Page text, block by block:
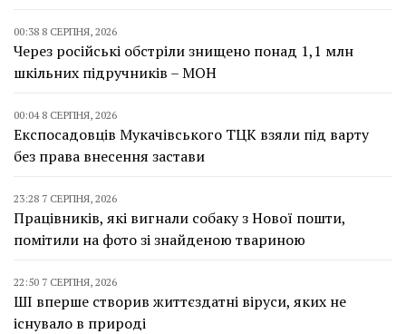
00:38 8 СЕРПНЯ, 2026
Через російські обстріли знищено понад 1,1 млн
шкільних підручників – МОН
00:04 8 СЕРПНЯ, 2026
Експосадовців Мукачівського ТЦК взяли під варту
без права внесення застави
23:28 7 СЕРПНЯ, 2026
Працівників, які вигнали собаку з Нової пошти,
помітили на фото зі знайденою твариною
22:50 7 СЕРПНЯ, 2026
ШІ вперше створив життєздатні віруси, яких не
існувало в природі